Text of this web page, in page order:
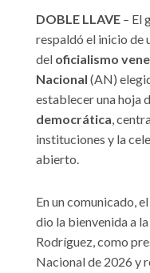
DOBLE LLAVE – El
respaldó el inicio de
del oficialismo
Nacional (AN)
establecer una hoja
democrática,
instituciones y la
abierto.
En un comunicado, el
dio la bienvenida a
Rodríguez, como
Nacional de 2026 y